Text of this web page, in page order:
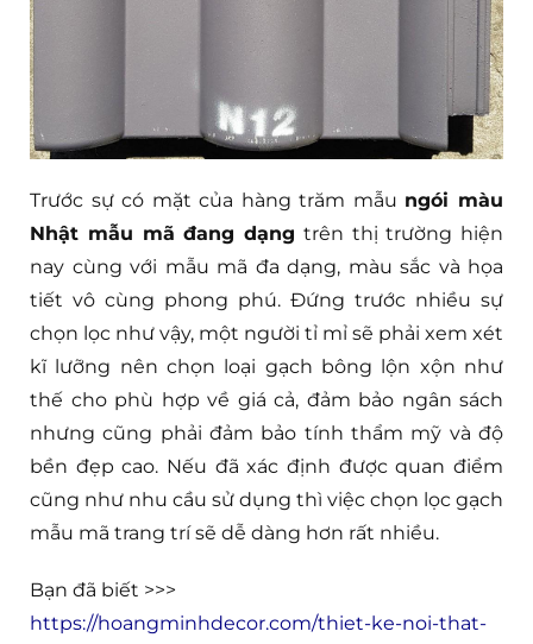
Trước sự có mặt của hàng trăm mẫu ngói màu
Nhật mẫu mã đang dạng trên thị trường hiện
nay cùng với mẫu mã đa dạng, màu sắc và họa
tiết vô cùng phong phú. Đứng trước nhiều sự
chọn lọc như vậy, một người tỉ mỉ sẽ phải xem xét
kĩ lưỡng nên chọn loại gạch bông lộn xộn như
thế cho phù hợp về giá cả, đảm bảo ngân sách
nhưng cũng phải đảm bảo tính thẩm mỹ và độ
bền đẹp cao. Nếu đã xác định được quan điểm
cũng như nhu cầu sử dụng thì việc chọn lọc gạch
mẫu mã trang trí sẽ dễ dàng hơn rất nhiều.
Bạn đã biết >>>
https://hoangminhdecor.com/thiet-ke-noi-that-